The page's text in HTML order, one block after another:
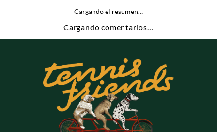
Cargando el resumen…
Cargando comentarios…